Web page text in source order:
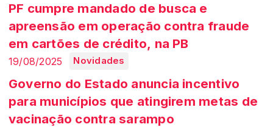
PF cumpre mandado de busca e
apreensão em operação contra fraude
em cartões de crédito, na PB
Novidades
19/08/2025
Governo do Estado anuncia incentivo
para municípios que atingirem metas de
vacinação contra sarampo